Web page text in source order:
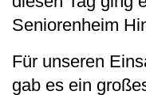
Seniorenheim
Für unseren
gab es ein